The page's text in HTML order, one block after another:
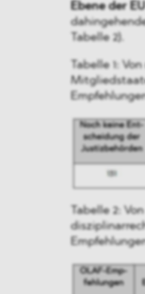
Ebene der EU
Tabelle 2).
Tabelle 1:
Tabelle 2: